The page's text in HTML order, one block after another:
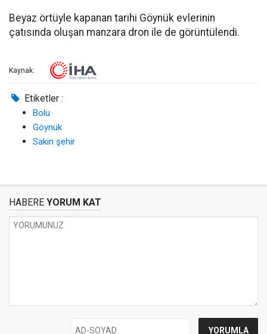
Beyaz örtüyle kapanan tarihi Göynük evlerinin
çatısında oluşan manzara dron ile de görüntülendi.
Kaynak:
Etiketler :
Bolu
Göynük
Sakin şehir
HABERE YORUM KAT